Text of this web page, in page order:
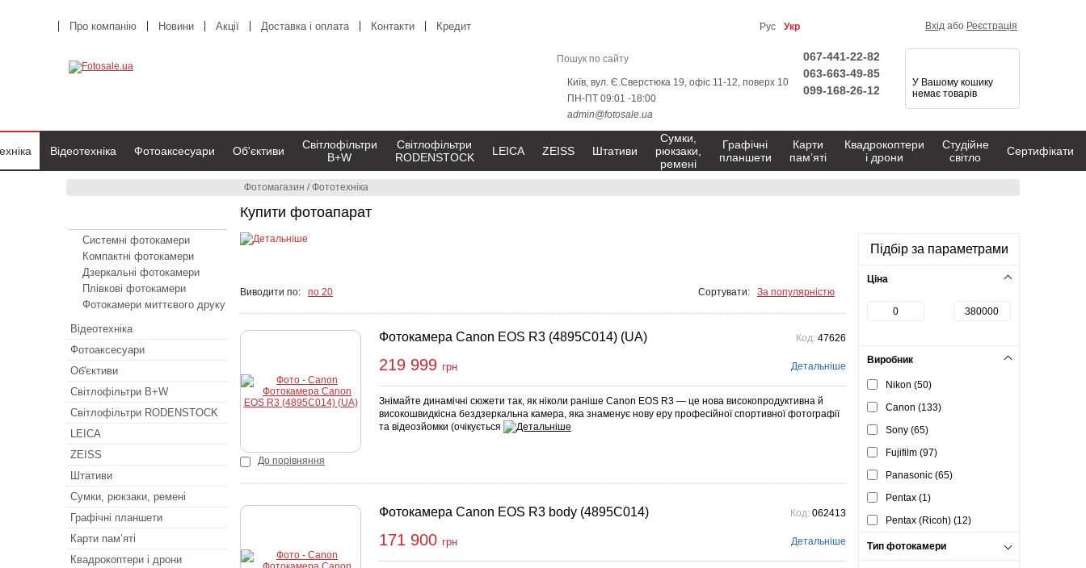
Фотомагазин /Фототехніка
Купити фотоапарат
Виводити по: по 20 Сортувати: За популярністю
До порівняння
Фотокамера Canon EOS R3 (4895C014) (UA) Код: 47626
219 999 грн Детальніше
Знімайте динамічні сюжети так, як ніколи раніше Canon EOS R3 — це нова високопродуктивна й
високошвидкісна бездзеркальна камера, яка знаменує нову еру професійної спортивної фотографії
та відеозйомки (очікується
Фотокамера Canon EOS R3 body (4895C014) Код: 062413
171 900 грн Детальніше
Підбір за параметрами
Ціна
Виробник
Nikon (50)
Canon (133)
Sony (65)
Fujifilm (97)
Panasonic (65)
Pentax (1)
Pentax (Ricoh) (12)
Тип фотокамери
Про компанію Новини Акції Доставка і оплата Контакти Кредит Рус Укр Вхідабо Реєстрація
Київ, вул. Є.Сверстюка 19, офіс 11-12, поверх 10
ПН-ПТ 09:01 -18:00
admin@fotosale.ua
067-441-22-82
063-663-49-85
099-168-26-12
У Вашому кошику
немає товарів
Відеотехніка Фотоаксесуари Об'єктиви
Світлофільтри
B+W
Світлофільтри
RODENSTOCK
LEICA ZEISS Штативи
Сумки,
рюкзаки,
ремені
Графічні
планшети
Карти
пам’яті
Квадрокоптери
і дрони
Студійне
світло
Сертифікати
Системні фотокамери
Компактні фотокамери
Дзеркальні фотокамери
Плівкові фотокамери
Фотокамери миттєвого друку
Відеотехніка
Фотоаксесуари
Об'єктиви
Світлофільтри B+W
Світлофільтри RODENSTOCK
LEICA
ZEISS
Штативи
Сумки, рюкзаки, ремені
Графічні планшети
Карти пам’яті
Квадрокоптери і дрони